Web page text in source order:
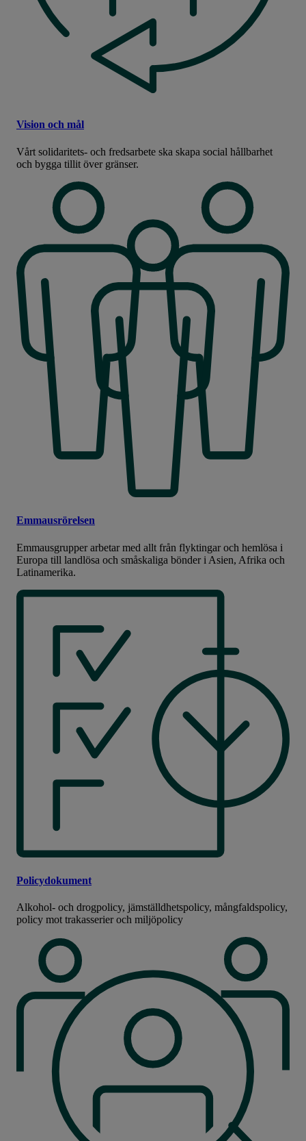
Vision och mål
Vårt solidaritets- och fredsarbete ska skapa social hållbarhet
och bygga tillit över gränser.
Emmausrörelsen
Emmausgrupper arbetar med allt från flyktingar och hemlösa i
Europa till landlösa och småskaliga bönder i Asien, Afrika och
Latinamerika.
Policydokument
Alkohol- och drogpolicy, jämställdhetspolicy, mångfaldspolicy,
policy mot trakasserier och miljöpolicy